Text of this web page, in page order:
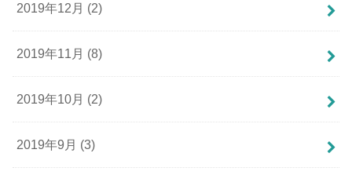
2019年12月 (2)
2019年11月 (8)
2019年10月 (2)
2019年9月 (3)